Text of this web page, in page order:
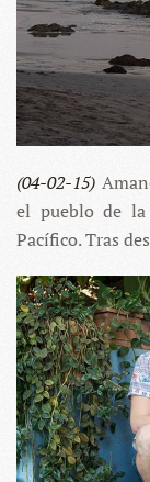
(04-02-15)
el pueblo de
Pacífico. Tras